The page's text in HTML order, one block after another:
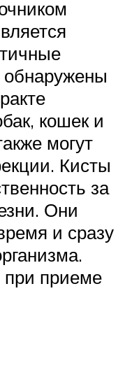
кошек и
могут
Кисты
за
Они
и сразу
при приеме